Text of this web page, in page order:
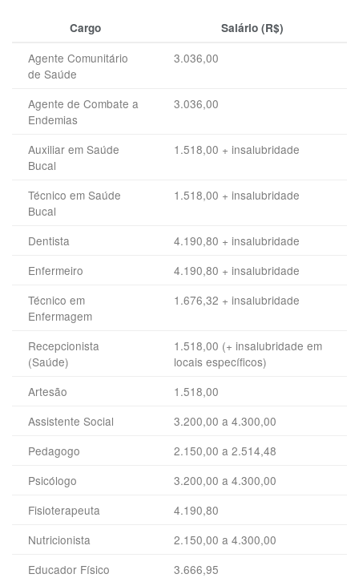
Cargo Salário (R$)
Agente Comunitário
de Saúde
3.036,00
Agente de Combate a
Endemias
3.036,00
Auxiliar em Saúde
Bucal
1.518,00 + insalubridade
Técnico em Saúde
Bucal
1.518,00 + insalubridade
Dentista
4.190,80 + insalubridade
Enfermeiro
4.190,80 + insalubridade
Técnico em
Enfermagem
1.676,32 + insalubridade
Recepcionista
(Saúde)
1.518,00 (+ insalubridade em
locais específicos)
Artesão
1.518,00
Assistente Social
3.200,00 a 4.300,00
Pedagogo
2.150,00 a 2.514,48
Psicólogo
3.200,00 a 4.300,00
Fisioterapeuta
4.190,80
Nutricionista
2.150,00 a 4.300,00
Educador Físico
3.666,95